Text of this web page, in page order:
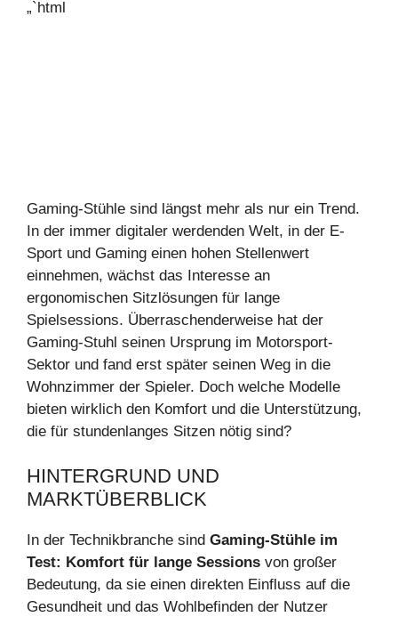
„`html
Gaming-Stühle sind längst mehr als nur ein Trend.
In der immer digitaler werdenden Welt, in der E-
Sport und Gaming einen hohen Stellenwert
einnehmen, wächst das Interesse an
ergonomischen Sitzlösungen für lange
Spielsessions. Überraschenderweise hat der
Gaming-Stuhl seinen Ursprung im Motorsport-
Sektor und fand erst später seinen Weg in die
Wohnzimmer der Spieler. Doch welche Modelle
bieten wirklich den Komfort und die Unterstützung,
die für stundenlanges Sitzen nötig sind?
HINTERGRUND UND
MARKTÜBERBLICK
In der Technikbranche sind Gaming-Stühle im
Test: Komfort für lange Sessions von großer
Bedeutung, da sie einen direkten Einfluss auf die
Gesundheit und das Wohlbefinden der Nutzer